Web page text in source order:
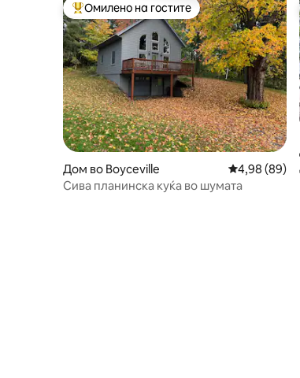
Меѓу најуспешните „Омилени на гостите“
Омилено на гостите
Дом во Boyceville Просечна
4,98 (89)
Сива планинска куќа во шумата